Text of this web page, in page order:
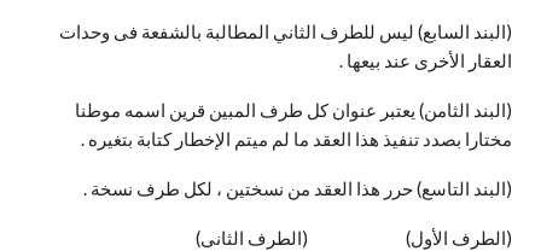
(البند السابع) ليس للطرف الثاني المطالبة بالشفعة فى وحدات
العقار الأخرى عند بيعها .
(البند الثامن) يعتبر عنوان كل طرف المبين قرين اسمه موطنا
مختارا بصدد تنفيذ هذا العقد ما لم ميتم الإخطار كتابة بتغيره .
(البند التاسع) حرر هذا العقد من نسختين ، لكل طرف نسخة .
(الطرف الأول) (الطرف الثانى)